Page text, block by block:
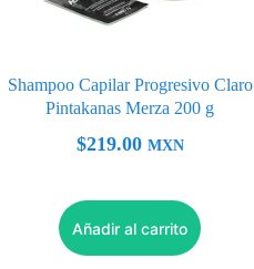
Shampoo Capilar Progresivo Claro
Pintakanas Merza 200 g
$219.00 MXN
Añadir al carrito